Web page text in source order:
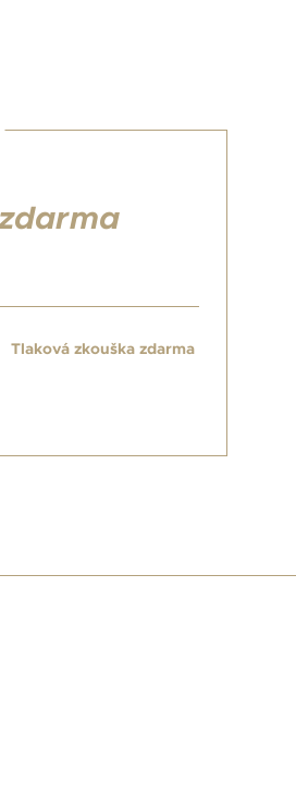
Tlaková zkouška zdarma